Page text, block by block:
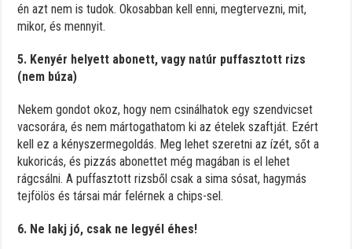
én azt nem is tudok. Okosabban kell enni, megtervezni, mit,
mikor, és mennyit.
5. Kenyér helyett abonett, vagy natúr puffasztott rizs
(nem búza)
Nekem gondot okoz, hogy nem csinálhatok egy szendvicset
vacsorára, és nem mártogathatom ki az ételek szaftját. Ezért
kell ez a kényszermegoldás. Meg lehet szeretni az ízét, sőt a
kukoricás, és pizzás abonettet még magában is el lehet
rágcsálni. A puffasztott rizsből csak a sima sósat, hagymás
tejfölös és társai már felérnek a chips-sel.
6. Ne lakj jó, csak ne legyél éhes!